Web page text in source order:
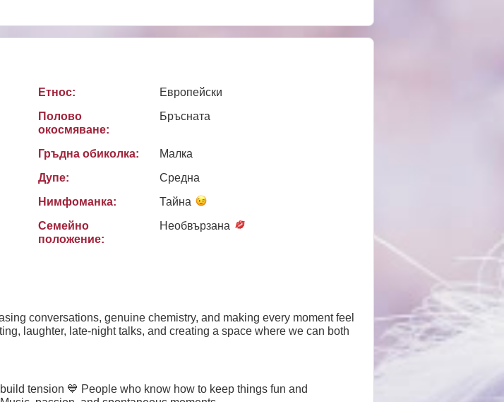
Етнос:
Европейски
Полово
окосмяване:
Бръсната
Гръдна обиколка:
Малкa
Дупе:
Среднa
Нимфоманка:
Тайна
Семейно
положение:
Необвързана
conversations, genuine chemistry, and making every moment feel
laughter, late-night talks, and creating a space where we can both
tension 💙 People who know how to keep things fun and